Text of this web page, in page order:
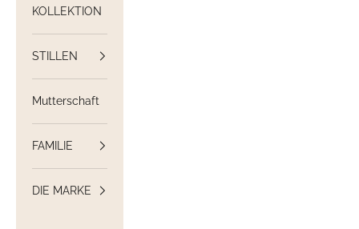
KOLLEKTION
STILLEN
Mutterschaft
FAMILIE
DIE MARKE